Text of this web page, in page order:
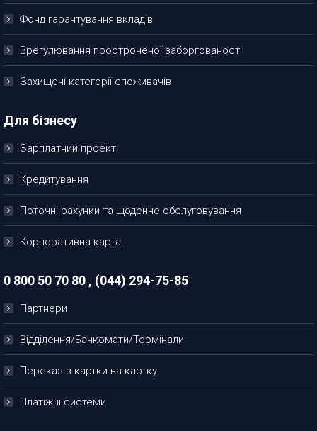
Фонд гарантування вкладів
Врегулювання простроченої заборгованості
Захищені категорії споживачів
Для бізнесу
Зарплатний проект
Кредитування
Поточні рахунки та щоденне обслуговування
Корпоративна карта
0 800 50 70 80 , (044) 294-75-85
Партнери
Відділення/Банкомати/Термінали
Переказ з картки на картку
Платіжні системи